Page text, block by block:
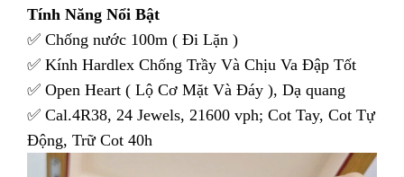
Tính Năng Nổi Bật
✅ Chống nước 100m ( Đi Lặn )
✅ Kính Hardlex Chống Trầy Và Chịu Va Đập Tốt
✅ Open Heart ( Lộ Cơ Mặt Và Đáy ), Dạ quang
✅ Cal.4R38, 24 Jewels, 21600 vph; Cot Tay, Cot Tự
Động, Trữ Cot 40h